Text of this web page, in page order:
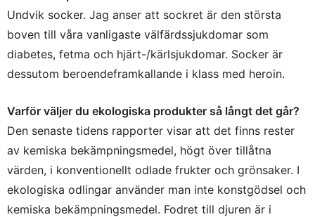
Undvik socker. Jag anser att sockret är den största
boven till våra vanligaste välfärdssjukdomar som
diabetes, fetma och hjärt-/kärlsjukdomar. Socker är
dessutom beroendeframkallande i klass med heroin.
Varför väljer du ekologiska produkter så långt det går?
Den senaste tidens rapporter visar att det finns rester
av kemiska bekämpningsmedel, högt över tillåtna
värden, i konventionellt odlade frukter och grönsaker. I
ekologiska odlingar använder man inte konstgödsel och
kemiska bekämpningsmedel. Fodret till djuren är i